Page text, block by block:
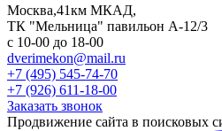
Москва,41км МКАД,
ТК "Мельница" павильон А-12/3
с 10-00 до 18-00
dverimekon@mail.ru
+7 (495) 545-74-70
+7 (926) 611-18-00
Заказать звонок
Продвижение сайта в поисковых